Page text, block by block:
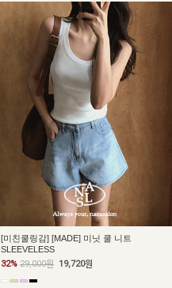
[미친쿨링감] [MADE] 미닛 쿨 니트
SLEEVELESS
32% 29,000원 19,720원